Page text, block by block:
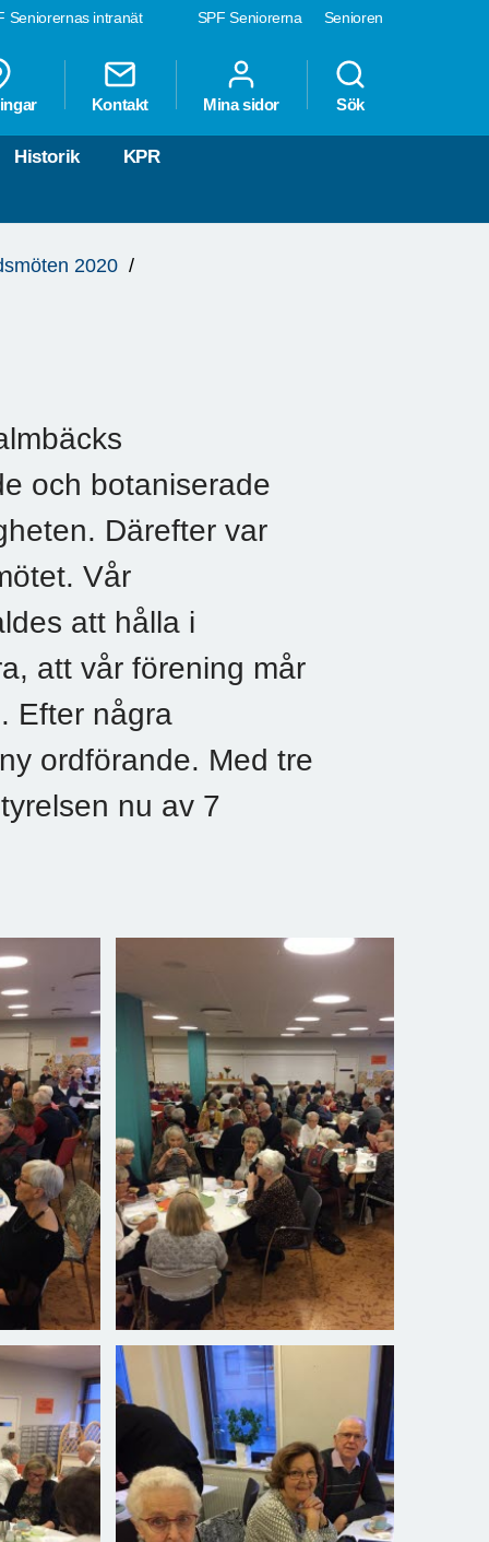
SPF Seniorerna Senioren
Seniorernas intranät
Kontakt Mina sidor Sök
Historik KPR
2020
och botaniserade
Därefter var
Vår
att hålla i
att vår förening mår
Efter några
ordförande. Med tre
nu av 7